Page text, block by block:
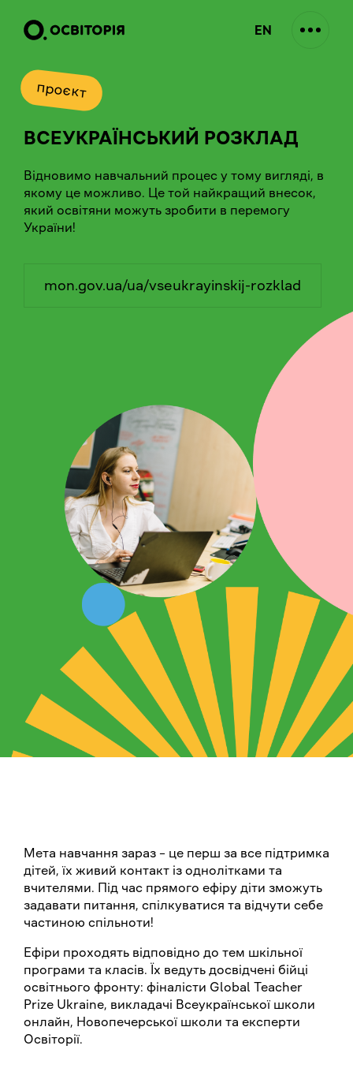
EN
проєкт
ВСЕУКРАЇНСЬКИЙ РОЗКЛАД
Відновимо навчальний процес у тому вигляді, в
якому це можливо. Це той найкращий внесок,
який освітяни можуть зробити в перемогу
України!
mon.gov.ua/ua/vseukrayinskij-rozklad
Мета навчання зараз – це перш за все підтримка
дітей, їх живий контакт із однолітками та
вчителями. Під час прямого ефіру діти зможуть
задавати питання, спілкуватися та відчути себе
частиною спільноти!
Ефіри проходять відповідно до тем шкільної
програми та класів. Їх ведуть досвідчені бійці
освітнього фронту: фіналісти Global Teacher
Prize Ukraine, викладачі Всеукраїнської школи
онлайн, Новопечерської школи та експерти
Освіторії.